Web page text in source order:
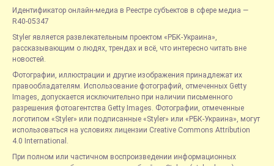
Идентификатор онлайн-медиа в Реестре субъектов в сфере медиа —
R40-05347
Styler является развлекательным проектом «РБК-Украина»,
рассказывающим о людях, трендах и всё, что интересно читать вне
новостей.
Фотографии, иллюстрации и другие изображения принадлежат их
правообладателям. Использование фотографий, отмеченных Getty
Images, допускается исключительно при наличии письменного
разрешения фотоагентства Getty Images. Фотографии, отмеченные
логотипом «Styler» или подписанные «Styler» или «РБК-Украина», могут
использоваться на условиях лицензии Creative Commons Attribution
4.0 International.
При полном или частичном воспроизведении информационных